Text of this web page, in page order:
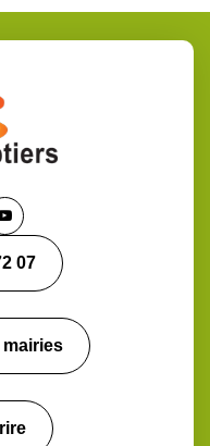
Lien
la
chaîne
07
mairies